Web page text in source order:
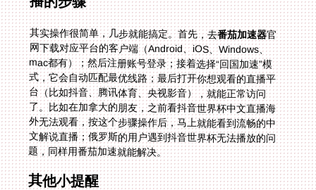
其实操作很简单，几步就能搞定。首先，去番茄加速器官
网下载对应平台的客户端（Android、iOS、Windows、
mac都有）；然后注册账号登录；接着选择“回国加速”模
式，它会自动匹配最优线路；最后打开你想观看的直播平
台（比如抖音、腾讯体育、央视影音），就能正常访问
了。比如在加拿大的朋友，之前看抖音世界杯中文直播海
外无法观看，按这个步骤操作后，马上就能看到流畅的中
文解说直播；俄罗斯的用户遇到抖音世界杯无法播放的问
题，同样用番茄加速就能解决。
其他小提醒